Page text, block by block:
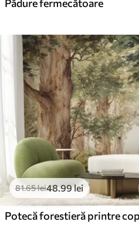
Pădure fermecătoare
81.65lei48.99lei